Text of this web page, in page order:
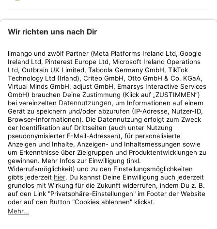
Kundenservice
Shop
Aktionen
Travel